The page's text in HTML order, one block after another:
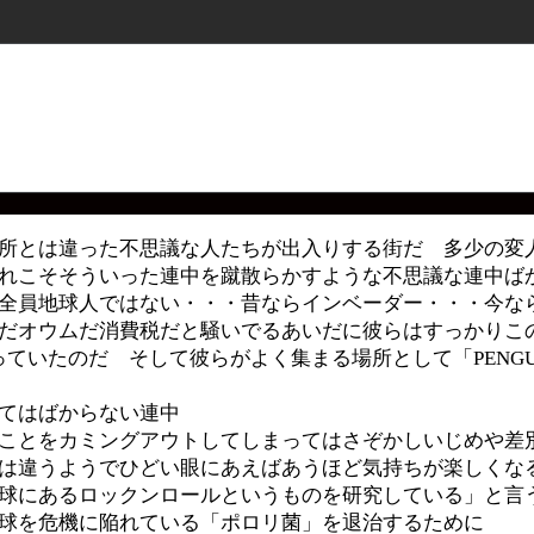
とは違った不思議な人たちが出入りする街だ 多少の変
そそういった連中を蹴散らかすような不思議な連中
地球人ではない・・・昔ならインベーダー・・・今な
ウムだ消費税だと騒いでるあいだに彼らはすっかりこ
いたのだ そして彼らがよく集まる場所として「
はばからない連中
をカミングアウトしてしまってはさぞかしいじめや差
うようでひどい眼にあえばあうほど気持ちが楽しくな
あるロックンロールというものを研究している」と言
危機に陥れている「ポロリ菌」を退治するために